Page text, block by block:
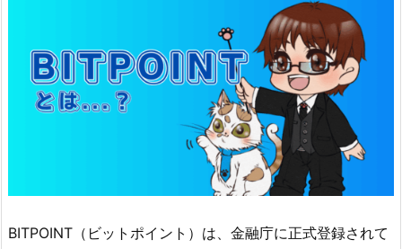
立
が
1
ら
BITPOINT（ビットポイント）は、金融庁に正式登録されて